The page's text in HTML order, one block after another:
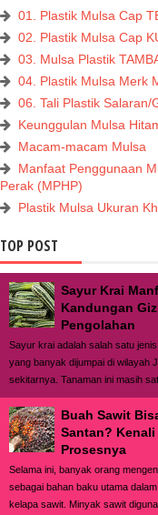
01. Plastik Mulsa Cap
02. Plastik Mulsa Cap
03. Mulsa Plastik
04. Plastik Mulsa Merk
06. Tali Plastik Salaran/
Keunggulan Mulsa
Macam-macam Mulsa
Manfaat Penggunaan
Perak (MPHP)
Plastik Mulsa Ukuran
TOP POST
Sayur Krai
Kandungan
Pengolahan
Sayur krai adalah salah satu
yang banyak dijumpai di wilayah
sekitarnya. Tanaman ini masih
Buah Sawit
Santan?
Prosesnya
Selama ini, banyak orang
sebagai bahan baku utama
kelapa sawit. Minyak sawit